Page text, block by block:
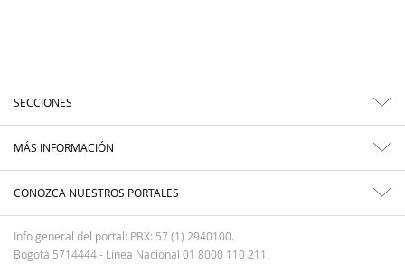
SECCIONES
MÁS INFORMACIÓN
CONOZCA NUESTROS PORTALES
Info general del portal: PBX: 57 (1) 2940100.
Bogotá 5714444 - Línea Nacional 01 8000 110 211.